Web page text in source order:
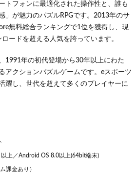
トフォンに最適化された操作性と、誰も
」が魅力のパズルRPGです。2013年のサ
無料総合ランキングで1位を獲得し、現
ードを超える人気を誇っています。
1991年の初代登場から30年以上にわた
アクションパズルゲームです。eスポーツ
躍し、世代を超えて多くのプレイヤーに
上／Android OS 8.0以上(64bit端末)
課金あり）